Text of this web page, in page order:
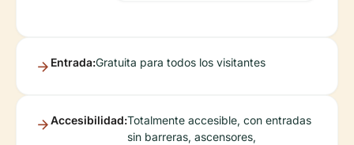
Entrada:Gratuita para todos los visitantes
Accesibilidad:Totalmente accesible, con entradas
sin barreras, ascensores,